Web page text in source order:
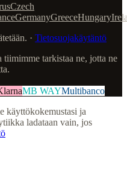
Czech
GermanyGreeceHungary
· Tietosuojakäytäntö
tarkistaa ne, jotta ne
MB WAYMultibanco
käyttökokemustasi ja
ladataan vain, jos